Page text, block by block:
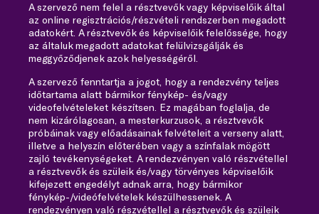
A szervező nem felel a résztvevők vagy képviselőik által
az online regisztrációs/részvételi rendszerben megadott
adatokért. A résztvevők és képviselőik felelőssége, hogy
az általuk megadott adatokat felülvizsgálják és
meggyőződjenek azok helyességéről.
A szervező fenntartja a jogot, hogy a rendezvény teljes
időtartama alatt bármikor fénykép- és/vagy
videofelvételeket készítsen. Ez magában foglalja, de
nem kizárólagosan, a mesterkurzusok, a résztvevők
próbáinak vagy előadásainak felvételeit a verseny alatt,
illetve a helyszín előterében vagy a színfalak mögött
zajló tevékenységeket. A rendezvényen való részvétellel
a résztvevők és szüleik és/vagy törvényes képviselőik
kifejezett engedélyt adnak arra, hogy bármikor
fénykép-/videófelvételek készülhessenek. A
rendezvényen való részvétellel a résztvevők és szüleik